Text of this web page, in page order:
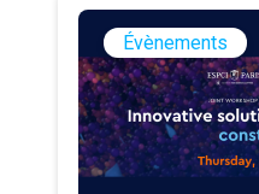
Évènements